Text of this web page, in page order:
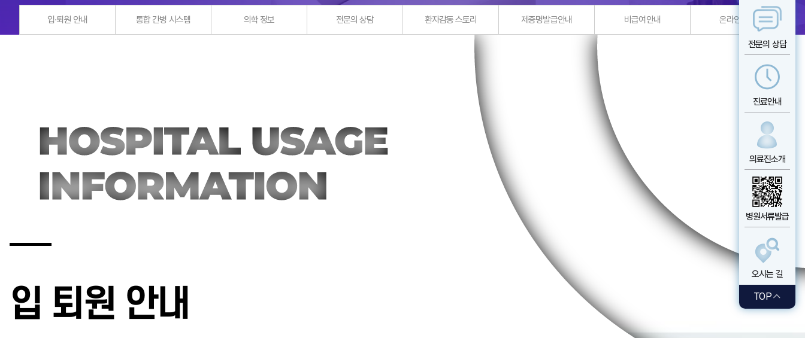
전문의 상담
진료안내
의료진소개
병원서류발급
오시는 길
TOP
입·퇴원 안내 통합 간병 시스템 의학 정보 전문의 상담 환자감동 스토리 제증명발급안내 비급여안내 온라인 예약
입 퇴원 안내